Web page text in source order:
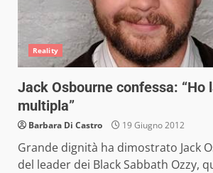
Reality
Jack Osbourne confessa: “Ho
multipla”
Barbara Di Castro 19 Giugno 2012
Grande dignità ha dimostrato Jack
del leader dei Black Sabbath Ozzy,